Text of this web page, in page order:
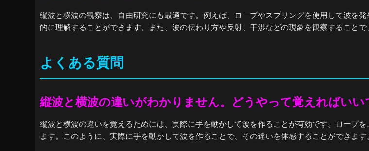
縦波と横波の観察は、自由研究にも最適です。例えば、ロープやスプリングを使用して波を
的に理解することができます。また、波の伝わり方や反射、干渉などの現象を観察すること
よくある質問
縦波と横波の違いがわかりません。どうやって覚えればいい
縦波と横波の違いを覚えるためには、実際に手を動かして波を作ることが有効です。ロープ
ます。このように、実際に手を動かして波を作ることで、その違いを体感することができます